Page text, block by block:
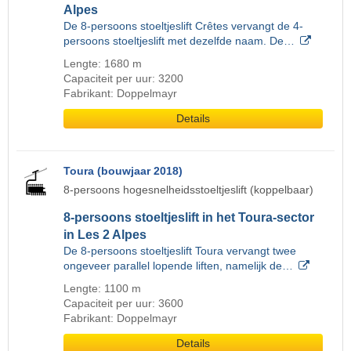
Alpes
De 8-persoons stoeltjeslift Crêtes vervangt de 4-
persoons stoeltjeslift met dezelfde naam. De…
Lengte: 1680 m
Capaciteit per uur: 3200
Fabrikant: Doppelmayr
Details
Toura (bouwjaar 2018)
8-persoons hogesnelheidsstoeltjeslift (koppelbaar)
8-persoons stoeltjeslift in het Toura-sector
in Les 2 Alpes
De 8-persoons stoeltjeslift Toura vervangt twee
ongeveer parallel lopende liften, namelijk de…
Lengte: 1100 m
Capaciteit per uur: 3600
Fabrikant: Doppelmayr
Details